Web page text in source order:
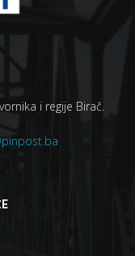
i regije Birač.